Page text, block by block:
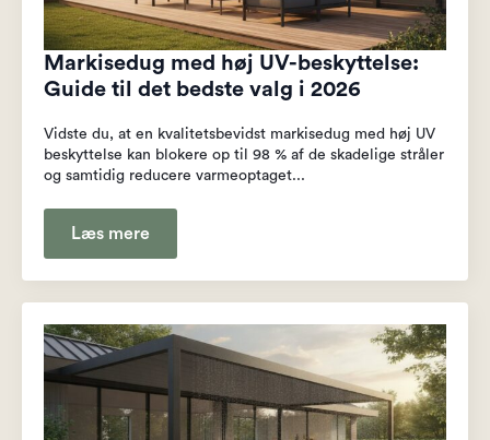
Markisedug med høj UV-beskyttelse:
Guide til det bedste valg i 2026
Vidste du, at en kvalitetsbevidst markisedug med høj UV
beskyttelse kan blokere op til 98 % af de skadelige stråler
og samtidig reducere varmeoptaget...
Læs mere